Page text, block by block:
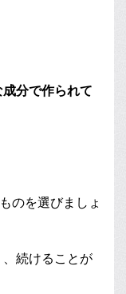
分で作られて
のを選びましょ
続けることが